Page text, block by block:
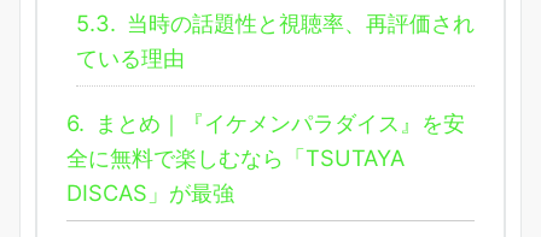
5.3. 当時の話題性と視聴率、再評価され
ている理由
6. まとめ｜『イケメンパラダイス』を安
全に無料で楽しむなら「TSUTAYA
DISCAS」が最強